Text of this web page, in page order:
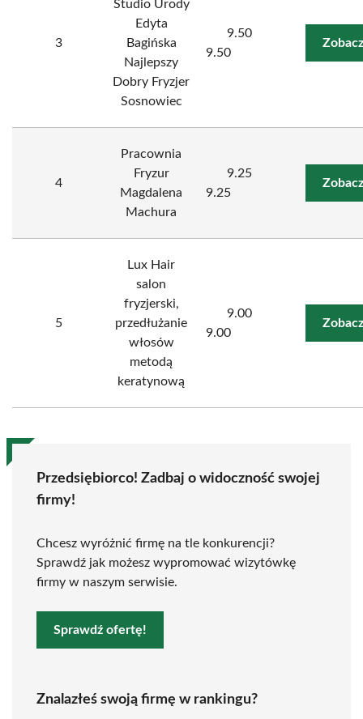
3
Studio Urody
Edyta
Bagińska
Najlepszy
Dobry Fryzjer
Sosnowiec
9.50
9.50
4
Pracownia
Fryzur
Magdalena
Machura
9.25
9.25
5
Lux Hair
salon
fryzjerski,
przedłużanie
włosów
metodą
keratynową
9.00
9.00
Przedsiębiorco! Zadbaj o widoczność swojej
firmy!
Chcesz wyróżnić firmę na tle konkurencji?
Sprawdź jak możesz wypromować wizytówkę
firmy w naszym serwisie.
Sprawdź ofertę!
Znalazłeś swoją firmę w rankingu?